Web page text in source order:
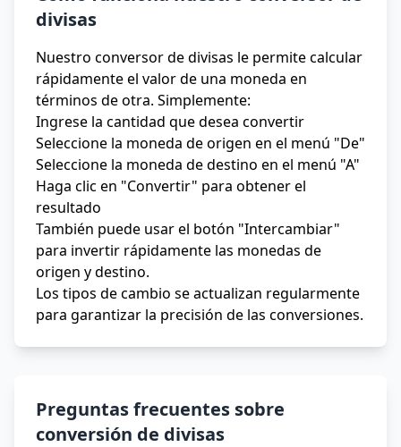
divisas
Nuestro conversor de divisas le permite calcular
rápidamente el valor de una moneda en
términos de otra. Simplemente:
Ingrese la cantidad que desea convertir
Seleccione la moneda de origen en el menú "De"
Seleccione la moneda de destino en el menú "A"
Haga clic en "Convertir" para obtener el
resultado
También puede usar el botón "Intercambiar"
para invertir rápidamente las monedas de
origen y destino.
Los tipos de cambio se actualizan regularmente
para garantizar la precisión de las conversiones.
Preguntas frecuentes sobre
conversión de divisas